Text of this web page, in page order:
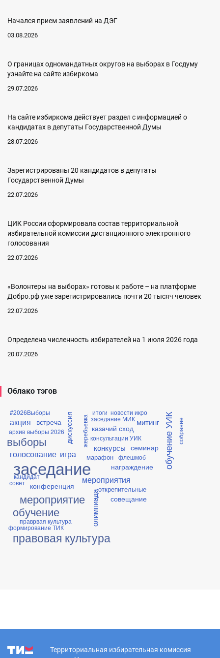
Начался прием заявлений на ДЭГ
03.08.2026
О границах одномандатных округов на выборах в Госдуму
узнайте на сайте избиркома
29.07.2026
На сайте избиркома действует раздел с информацией о
кандидатах в депутаты Государственной Думы
28.07.2026
Зарегистрированы 20 кандидатов в депутаты
Государственной Думы
22.07.2026
ЦИК России сформировала состав территориальной
избирательной комиссии дистанционного электронного
голосования
22.07.2026
«Волонтеры на выборах» готовы к работе – на платформе
Добро.рф уже зарегистрировались почти 20 тысяч человек
22.07.2026
Определена численность избирателей на 1 июля 2026 года
20.07.2026
Облако тэгов
#2026Выборы
акция
архив
встреча
выборы
выборы 2026
голосование
дискуссия жеребьевка
заседание
заседание МИК
игра
итоги
казачий сход
кандидат
конкурсы
консультации УИК
конференция
марафон
мероприятие
мероприятия
митинг
награждение
новости икро
обучение
обучение УИК
олимпиадаоткрепительные
правовая культура
праврвая культура
семинар
собрание
совет
совещание
флешмоб
формирование ТИК
Территориальная избирательная комиссия